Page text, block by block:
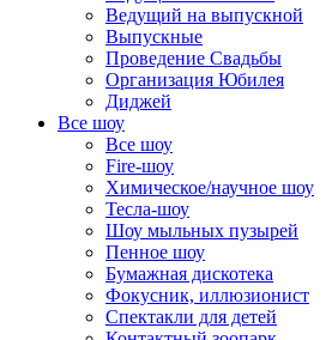
Ведущий на выпускной
Выпускные
Проведение Свадьбы
Организация Юбилея
Диджей
Все шоу
Все шоу
Fire-шоу
Химическое/научное шоу
Тесла-шоу
Шоу мыльных пузырей
Пенное шоу
Бумажная дискотека
Фокусник, иллюзионист
Спектакли для детей